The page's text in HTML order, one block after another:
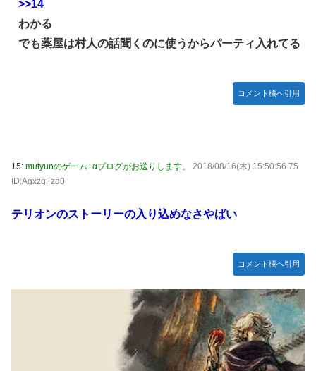
>>14
わかる
でも薬屋は村人の話聞くのに使うからパーティ入れてる
コメント欄へ引用
15: mutyunのゲーム+αブログがお送りします。
2018/08/16(木) 15:50:56.75
ID:AgxzqFzq0
テリオンのストーリーの入り込めなさやばい
コメント欄へ引用